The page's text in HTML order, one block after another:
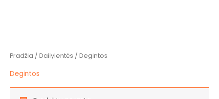
Pradžia / Dailylentės / Degintos
Degintos